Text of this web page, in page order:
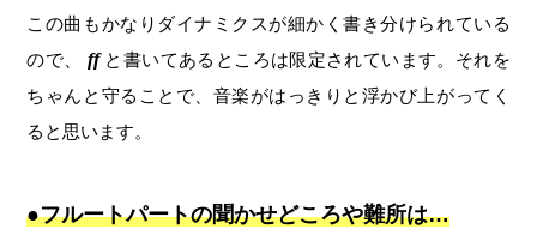
この曲もかなりダイナミクスが細かく書き分けられている
ので、
ff と書いてあるところは限定されています。それを
ちゃんと守ることで、音楽がはっきりと浮かび上がってく
ると思います。
●フルートパートの聞かせどころや難所は…